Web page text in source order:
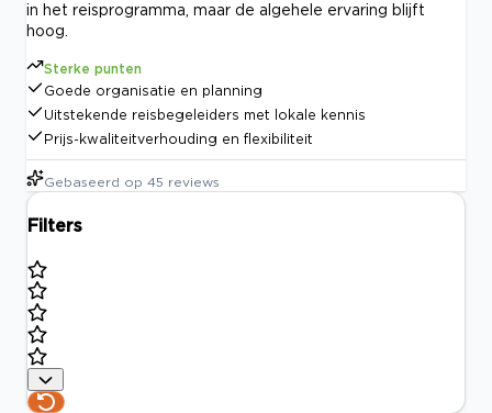
in het reisprogramma, maar de algehele ervaring blijft
hoog.
Sterke punten
Goede organisatie en planning
Uitstekende reisbegeleiders met lokale kennis
Prijs-kwaliteitverhouding en flexibiliteit
Gebaseerd op 45 reviews
Filters